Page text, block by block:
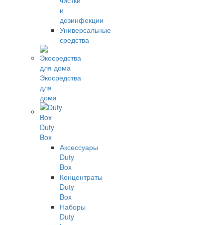
и
дезинфекции
Универсальные
средства
Экосредства
для
дома
Duty
Box
Аксессуары
Duty
Box
Концентраты
Duty
Box
Наборы
Duty